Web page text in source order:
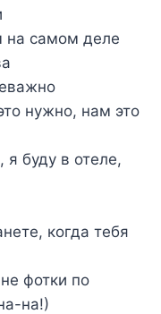
на самом деле
нужно, нам это
я буду в отеле,
когда тебя
фотки по
на!)